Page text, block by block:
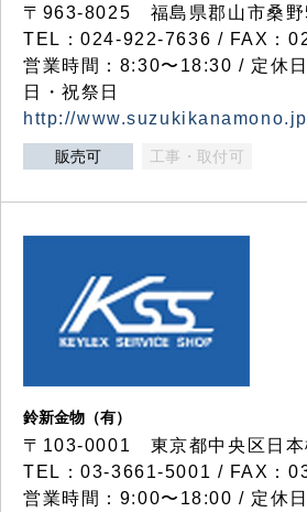
〒963-8025 福島県郡山市桑
TEL：024-922-7636 / FAX：
営業時間：8:30〜18:30 / 定休
日・祝祭日
http://www.suzukikanamono.jp
販売可 工事・取付可
鈴新金物（有）
〒103-0001 東京都中央区日本
TEL：03-3661-5001 / FAX：
営業時間：9:00〜18:00 / 定休